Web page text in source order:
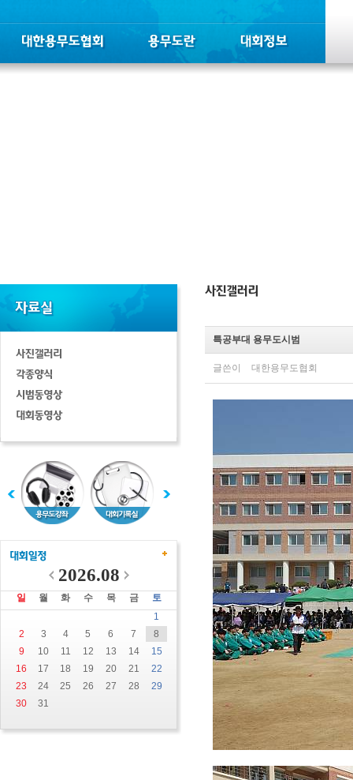
2026.08
일 월 화 수 목 금
토
1
2
3 4 5 6 7
8
9
10 11 12 13 14
15
16
17 18 19 20 21
22
23
24 25 26 27 28
29
30
31
특공부대 용무도시범
글쓴이 대한용무도협회